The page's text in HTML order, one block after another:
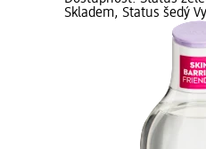
Skladem, Status šedý